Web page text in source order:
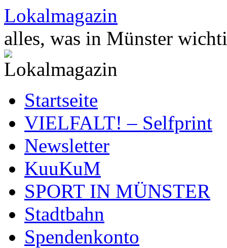
Zum
Inhalt
springen
Lokalmagazin
alles, was in Münster
Startseite
VIELFALT! – Selfprint
Newsletter
KuuKuM
SPORT IN MÜNSTER
Stadtbahn
Spendenkonto